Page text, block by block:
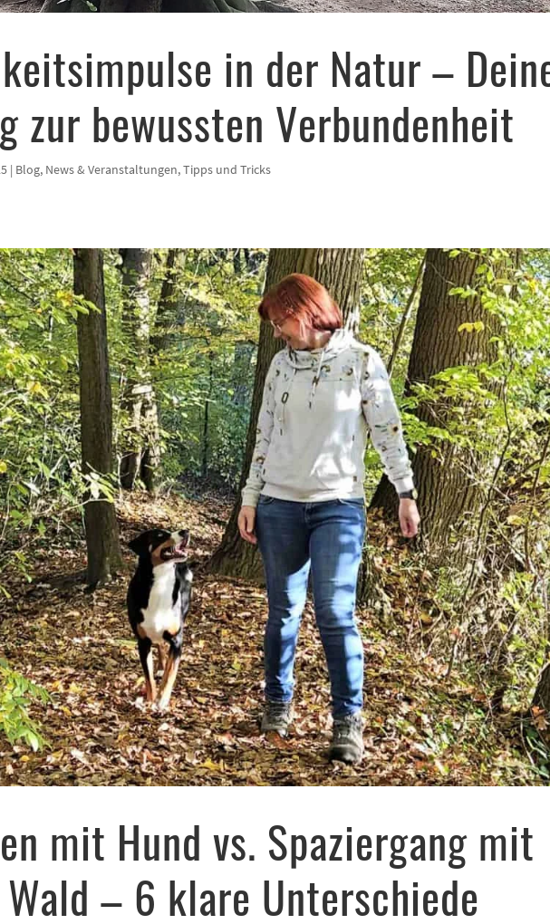
in der Natur –
zur bewussten Verbundenheit
| Blog, News & Veranstaltungen,Tipps und Tricks
mit Hund vs. Spaziergang mit
– 6 klare Unterschiede